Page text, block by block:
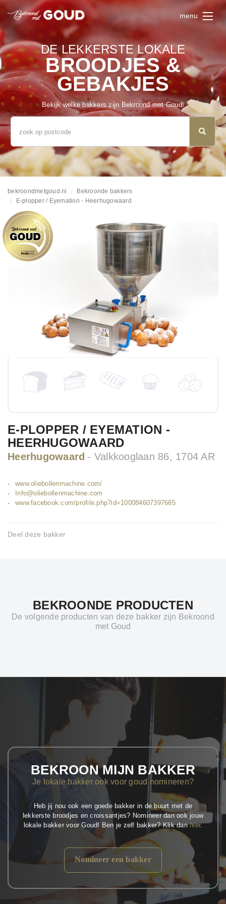
menu
DE LEKKERSTE LOKALE
BROODJES &
GEBAKJES
Bekijk welke bakkers zijn Bekroond met Goud!
bekroondmetgoud.nl
Bekroonde bakkers
E-plopper / Eyemation - Heerhugowaard
E-PLOPPER / EYEMATION -
HEERHUGOWAARD
Heerhugowaard Valkkooglaan 86, 1704 AR
www.oliebollenmachine.com/
Info@oliebollenmachine.com
www.facebook.com/profile.php?id=100084607397685
Deel deze bakker
BEKROONDE PRODUCTEN
De volgende producten van deze bakker zijn Bekroond
met Goud
BEKROON MIJN BAKKER
Je lokale bakker ook voor goud nomineren?
Heb jij nou ook een goede bakker in de buurt met de
lekkerste broodjes en croissantjes? Nomineer dan ook jouw
lokale bakker voor Goud! Ben je zelf bakker? Klik danhier.
Nomineer een bakker